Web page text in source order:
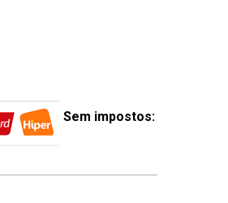
Sem impostos: